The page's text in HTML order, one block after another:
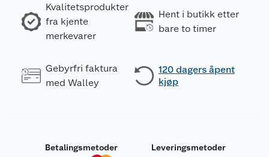
Kvalitetsprodukter
fra kjente
merkevarer
Hent i butikk etter
bare to timer
Gebyrfri faktura
med Walley
120 dagers åpent
kjøp
Betalingsmetoder Leveringsmetoder